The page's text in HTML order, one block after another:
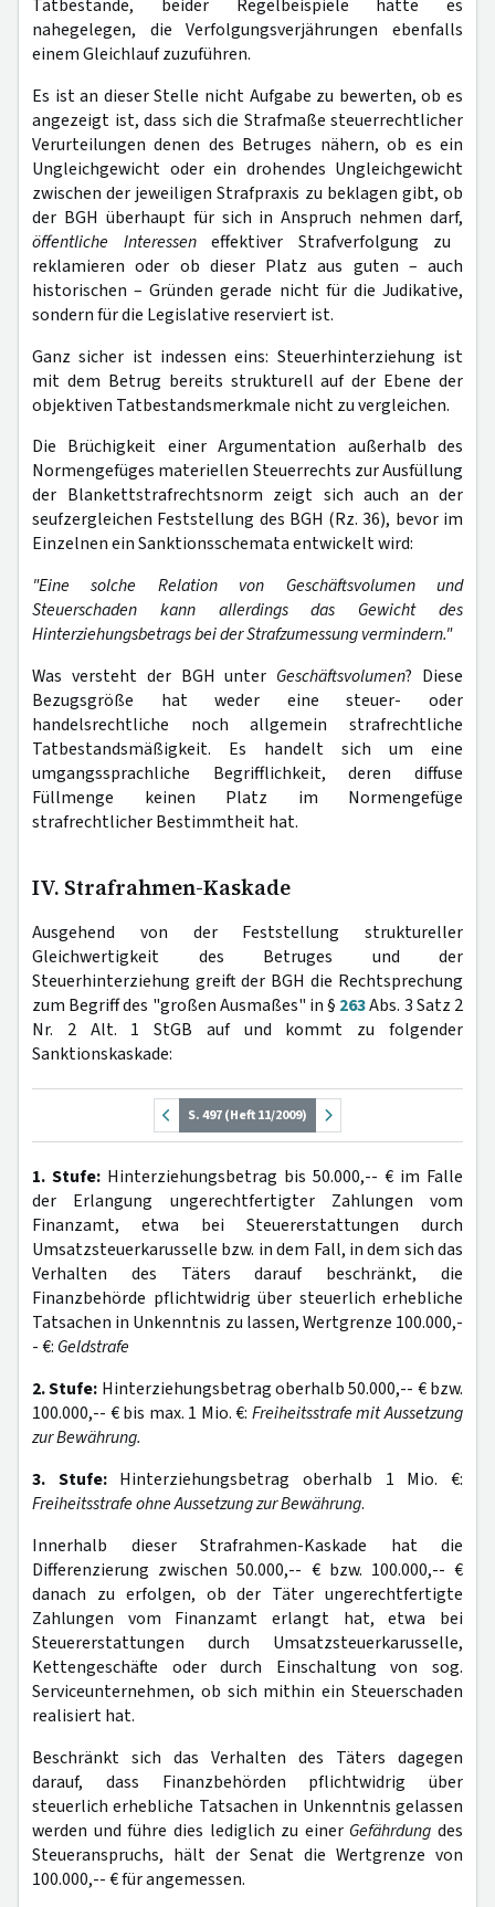
Tatbestände, beider Regelbeispiele hätte es
nahegelegen, die Verfolgungsverjährungen ebenfalls
einem Gleichlauf zuzuführen.
Es ist an dieser Stelle nicht Aufgabe zu bewerten, ob es
angezeigt ist, dass sich die Strafmaße steuerrechtlicher
Verurteilungen denen des Betruges nähern, ob es ein
Ungleichgewicht oder ein drohendes Ungleichgewicht
zwischen der jeweiligen Strafpraxis zu beklagen gibt, ob
der BGH überhaupt für sich in Anspruch nehmen darf,
öffentliche Interesseneffektiver Strafverfolgung zu
reklamieren oder ob dieser Platz aus guten – auch
historischen – Gründen gerade nicht für die Judikative,
sondern für die Legislative reserviert ist.
Ganz sicher ist indessen eins: Steuerhinterziehung ist
mit dem Betrug bereits strukturell auf der Ebene der
objektiven Tatbestandsmerkmale nicht zu vergleichen.
Die Brüchigkeit einer Argumentation außerhalb des
Normengefüges materiellen Steuerrechts zur Ausfüllung
der Blankettstrafrechtsnorm zeigt sich auch an der
seufzergleichen Feststellung des BGH (Rz. 36), bevor im
Einzelnen ein Sanktionsschemata entwickelt wird:
"Eine solche Relation von Geschäftsvolumen und
Steuerschaden kann allerdings das Gewicht des
Hinterziehungsbetrags bei der Strafzumessung vermindern."
Was versteht der BGH unter Geschäftsvolumen? Diese
Bezugsgröße hat weder eine steuer- oder
handelsrechtliche noch allgemein strafrechtliche
Tatbestandsmäßigkeit. Es handelt sich um eine
umgangssprachliche Begrifflichkeit, deren diffuse
Füllmenge keinen Platz im Normengefüge
strafrechtlicher Bestimmtheit hat.
IV. Strafrahmen-Kaskade
Ausgehend von der Feststellung struktureller
Gleichwertigkeit des Betruges und der
Steuerhinterziehung greift der BGH die Rechtsprechung
zum Begriff des "großen Ausmaßes" in § 263Abs. 3 Satz 2
Nr. 2 Alt. 1 StGB auf und kommt zu folgender
Sanktionskaskade:
S. 497 (Heft 11/2009)
1. Stufe: Hinterziehungsbetrag bis 50.000,-- € im Falle
der Erlangung ungerechtfertigter Zahlungen vom
Finanzamt, etwa bei Steuererstattungen durch
Umsatzsteuerkarusselle bzw. in dem Fall, in dem sich das
Verhalten des Täters darauf beschränkt, die
Finanzbehörde pflichtwidrig über steuerlich erhebliche
Tatsachen in Unkenntnis zu lassen, Wertgrenze 100.000,-
- €: Geldstrafe
2. Stufe: Hinterziehungsbetrag oberhalb 50.000,-- € bzw.
100.000,-- € bis max. 1 Mio. €: Freiheitsstrafe mit Aussetzung
zur Bewährung.
3. Stufe:Hinterziehungsbetrag oberhalb 1 Mio. €:
Freiheitsstrafe ohne Aussetzung zur Bewährung.
Innerhalb dieser Strafrahmen-Kaskade hat die
Differenzierung zwischen 50.000,-- € bzw. 100.000,-- €
danach zu erfolgen, ob der Täter ungerechtfertigte
Zahlungen vom Finanzamt erlangt hat, etwa bei
Steuererstattungen durch Umsatzsteuerkarusselle,
Kettengeschäfte oder durch Einschaltung von sog.
Serviceunternehmen, ob sich mithin ein Steuerschaden
realisiert hat.
Beschränkt sich das Verhalten des Täters dagegen
darauf, dass Finanzbehörden pflichtwidrig über
steuerlich erhebliche Tatsachen in Unkenntnis gelassen
werden und führe dies lediglich zu einer Gefährdung des
Steueranspruchs, hält der Senat die Wertgrenze von
100.000,-- € für angemessen.